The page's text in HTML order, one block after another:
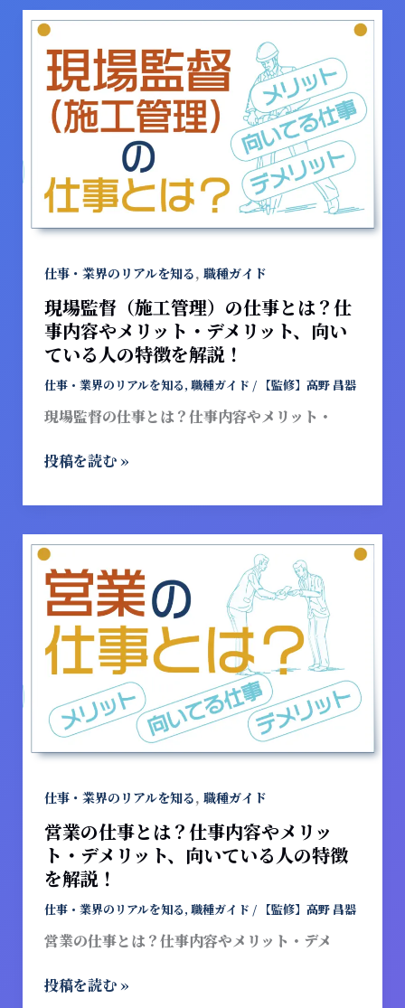
ッ
ト、
向
い
て
い
人
の
特
を
説！
仕事・業界のリアルを知る, 職種ガイド
現場監督（施工管理）の仕事とは？仕
事内容やメリット・デメリット、向い
ている人の特徴を解説！
仕事・業界のリアルを知る, 職種ガイド / 【監修】高野 昌器
現場監督の仕事とは？仕事内容やメリット・
現
場
監
督
（施
工
理）
の
仕
と
仕
事
内
容
や
メ
リ
ッ
メ
リ
ッ
ト、
向
い
て
る
特
徴
を
解
説！
投稿を読む »
仕事・業界のリアルを知る, 職種ガイド
営業の仕事とは？仕事内容やメリッ
ト・デメリット、向いている人の特徴
を解説！
仕事・業界のリアルを知る, 職種ガイド / 【監修】高野 昌器
営業の仕事とは？仕事内容やメリット・デメ
営
業
の
仕
事
と
は？
仕
事
内
や
リ
ッ
ト・
デ
メ
リ
ッ
ト、
投稿を読む »